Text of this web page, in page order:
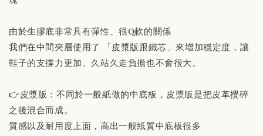
由於生膠底非常具有彈性、很Q軟的關係
我們在中間夾層使用了 「皮漿版跟鐵芯」來增加穩定度，讓
鞋子的支撐力更加、久站久走負擔也不會很大。
👉皮漿版：不同於一般紙做的中底板，皮漿版是把皮革攪碎
之後混合而成。
質感以及耐用度上面，高出一般紙質中底板很多